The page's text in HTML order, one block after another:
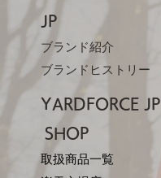
JP​
ブランド紹介
ブランドヒストリー
YARDFORCE JP​
SHOP
取扱商品一覧